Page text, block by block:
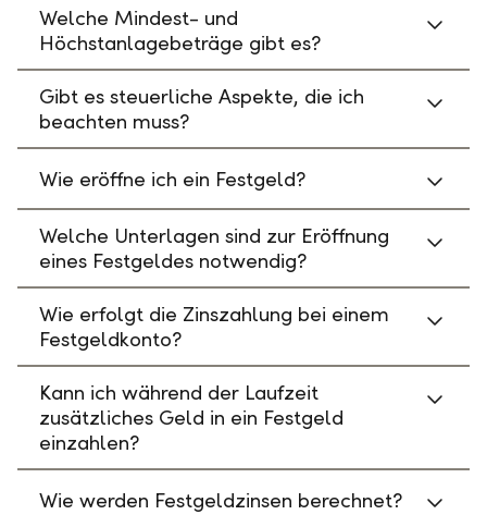
Welche Mindest- und
Höchstanlagebeträge gibt es?
Gibt es steuerliche Aspekte, die ich
beachten muss?
Wie eröffne ich ein Festgeld?
Welche Unterlagen sind zur Eröffnung
eines Festgeldes notwendig?
Wie erfolgt die Zinszahlung bei einem
Festgeldkonto?
Kann ich während der Laufzeit
zusätzliches Geld in ein Festgeld
einzahlen?
Wie werden Festgeldzinsen berechnet?